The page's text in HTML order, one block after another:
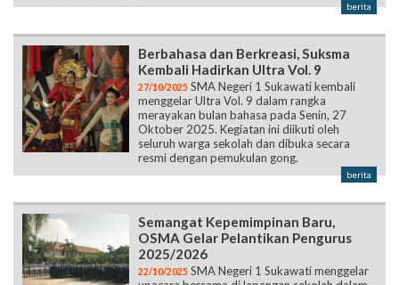
berita
Berbahasa dan Berkreasi, Suksma
Kembali Hadirkan Ultra Vol. 9
27/10/2025 SMA Negeri 1 Sukawati kembali
menggelar Ultra Vol. 9 dalam rangka
merayakan bulan bahasa pada Senin, 27
Oktober 2025. Kegiatan ini diikuti oleh
seluruh warga sekolah dan dibuka secara
resmi dengan pemukulan gong.
berita
Semangat Kepemimpinan Baru,
OSMA Gelar Pelantikan Pengurus
2025/2026
22/10/2025 SMA Negeri 1 Sukawati menggelar